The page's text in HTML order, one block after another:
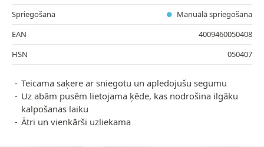
Spriegošana
Manuālā spriegošana
EAN
4009460050408
HSN
050407
Teicama saķere ar sniegotu un apledojušu segumu
Uz abām pusēm lietojama ķēde, kas nodrošina ilgāku
kalpošanas laiku
Ātri un vienkārši uzliekama